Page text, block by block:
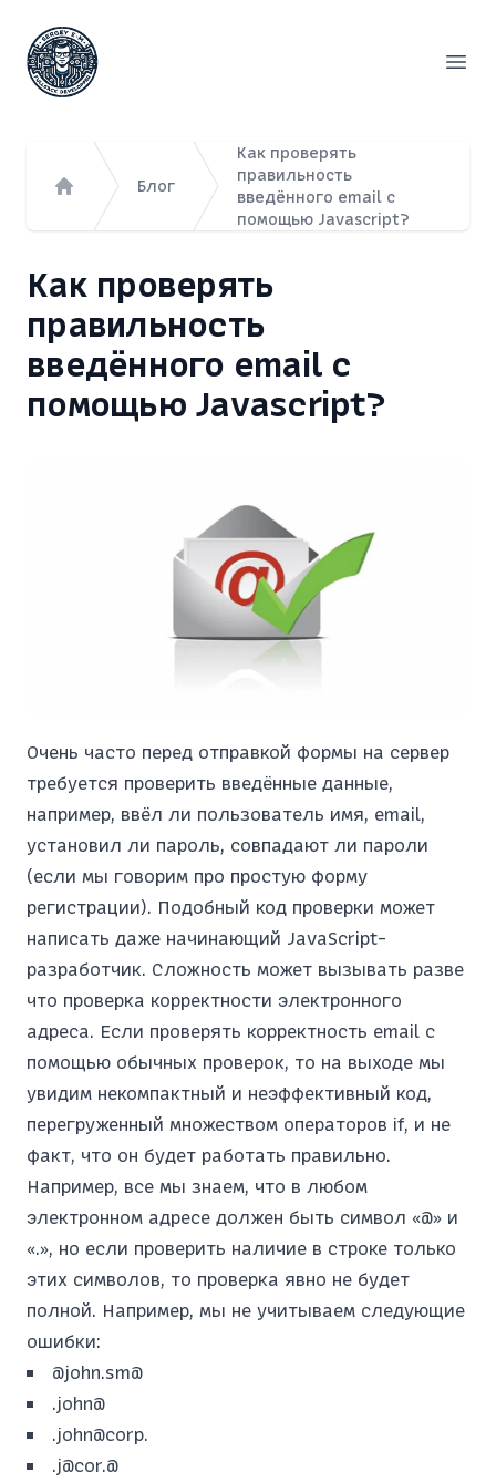
Сергей Емельянов - частный PHP-программист,
Главная
Блог
Как проверять
правильность
введённого email с
помощью Javascript?
Как проверять
правильность
введённого email с
помощью Javascript?
Очень часто перед отправкой формы на сервер
требуется проверить введённые данные,
например, ввёл ли пользователь имя, email,
установил ли пароль, совпадают ли пароли
(если мы говорим про простую форму
регистрации). Подобный код проверки может
написать даже начинающий JavaScript-
разработчик. Сложность может вызывать разве
что проверка корректности электронного
адреса. Если проверять корректность email с
помощью обычных проверок, то на выходе мы
увидим некомпактный и неэффективный код,
перегруженный множеством операторов if, и не
факт, что он будет работать правильно.
Например, все мы знаем, что в любом
электронном адресе должен быть символ «@» и
«.», но если проверить наличие в строке только
этих символов, то проверка явно не будет
полной. Например, мы не учитываем следующие
ошибки:
@john.sm@
.john@
.john@corp.
.j@cor.@